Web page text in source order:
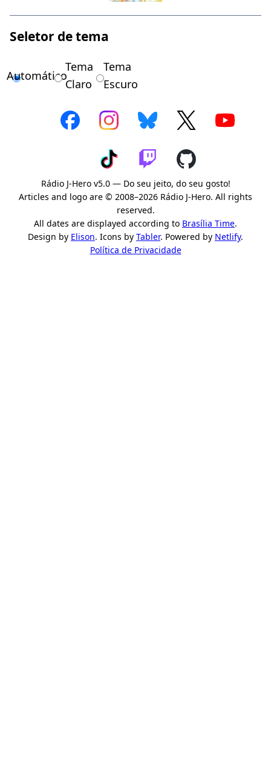
Seletor de tema
Automático
Tema
Claro
Tema
Escuro
Rádio J-Hero v5.0 — Do seu jeito, do seu gosto!
Articles and logo are © 2008–2026 Rádio J-Hero. All rights
reserved.
All dates are displayed according to Brasília Time.
Design by Elison. Icons by Tabler. Powered by Netlify.
Política de Privacidade